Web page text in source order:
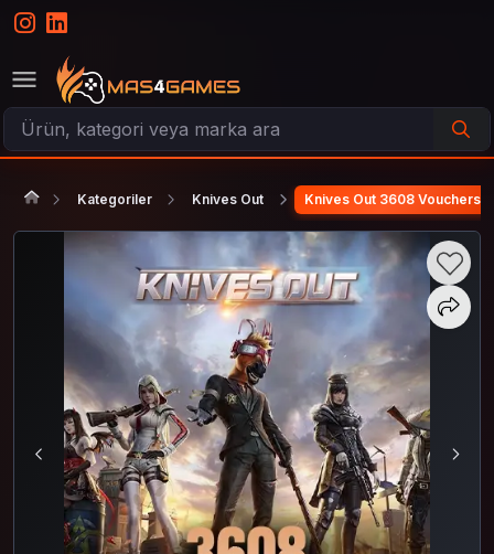
Kategoriler Knives Out Knives Out 3608 Vouchers